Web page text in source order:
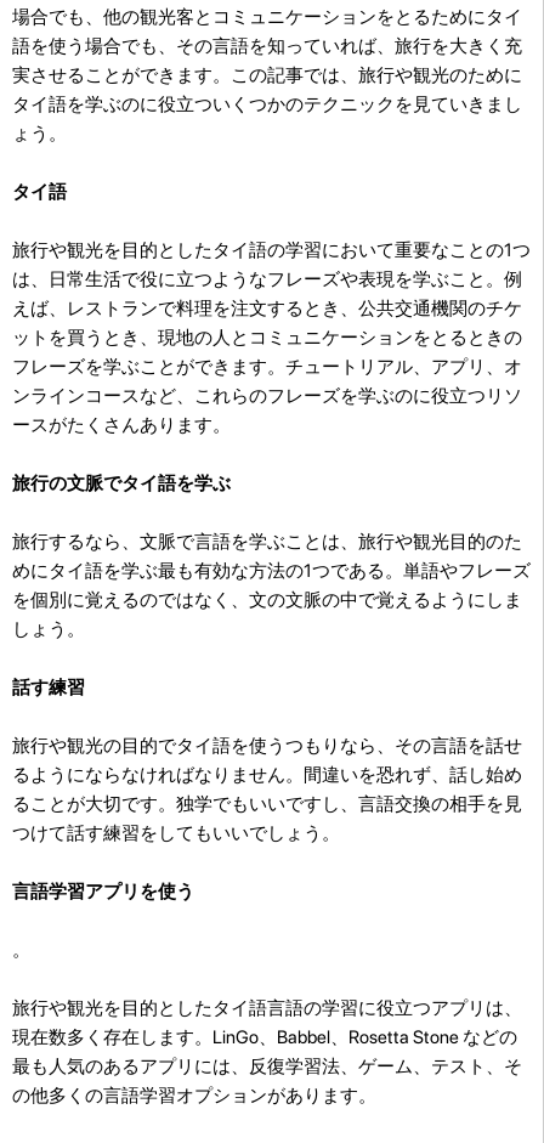
場合でも、他の観光客とコミュニケーションをとるためにタイ
語を使う場合でも、その言語を知っていれば、旅行を大きく充
実させることができます。この記事では、旅行や観光のために
タイ語を学ぶのに役立ついくつかのテクニックを見ていきまし
ょう。
タイ語
旅行や観光を目的としたタイ語の学習において重要なことの1つ
は、日常生活で役に立つようなフレーズや表現を学ぶこと。例
えば、レストランで料理を注文するとき、公共交通機関のチケ
ットを買うとき、現地の人とコミュニケーションをとるときの
フレーズを学ぶことができます。チュートリアル、アプリ、オ
ンラインコースなど、これらのフレーズを学ぶのに役立つリソ
ースがたくさんあります。
旅行の文脈でタイ語を学ぶ
旅行するなら、文脈で言語を学ぶことは、旅行や観光目的のた
めにタイ語を学ぶ最も有効な方法の1つである。単語やフレーズ
を個別に覚えるのではなく、文の文脈の中で覚えるようにしま
しょう。
話す練習
旅行や観光の目的でタイ語を使うつもりなら、その言語を話せ
るようにならなければなりません。間違いを恐れず、話し始め
ることが大切です。独学でもいいですし、言語交換の相手を見
つけて話す練習をしてもいいでしょう。
言語学習アプリを使う
。
旅行や観光を目的としたタイ語言語の学習に役立つアプリは、
現在数多く存在します。LinGo、Babbel、Rosetta Stone などの
最も人気のあるアプリには、反復学習法、ゲーム、テスト、そ
の他多くの言語学習オプションがあります。